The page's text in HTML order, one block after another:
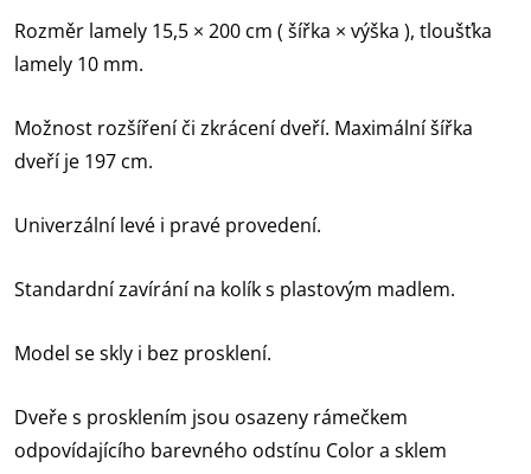
Rozměr lamely 15,5 × 200 cm ( šířka × výška ), tloušťka
lamely 10 mm.
Možnost rozšíření či zkrácení dveří. Maximální šířka
dveří je 197 cm.
Univerzální levé i pravé provedení.
Standardní zavírání na kolík s plastovým madlem.
Model se skly i bez prosklení.
Dveře s prosklením jsou osazeny rámečkem
odpovídajícího barevného odstínu Color a sklem